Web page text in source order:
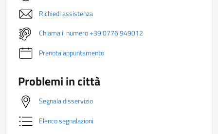
Richiedi assistenza
Chiama il numero +39 0776 949012
Prenota appuntamento
Problemi in città
Segnala disservizio
Elenco segnalazioni